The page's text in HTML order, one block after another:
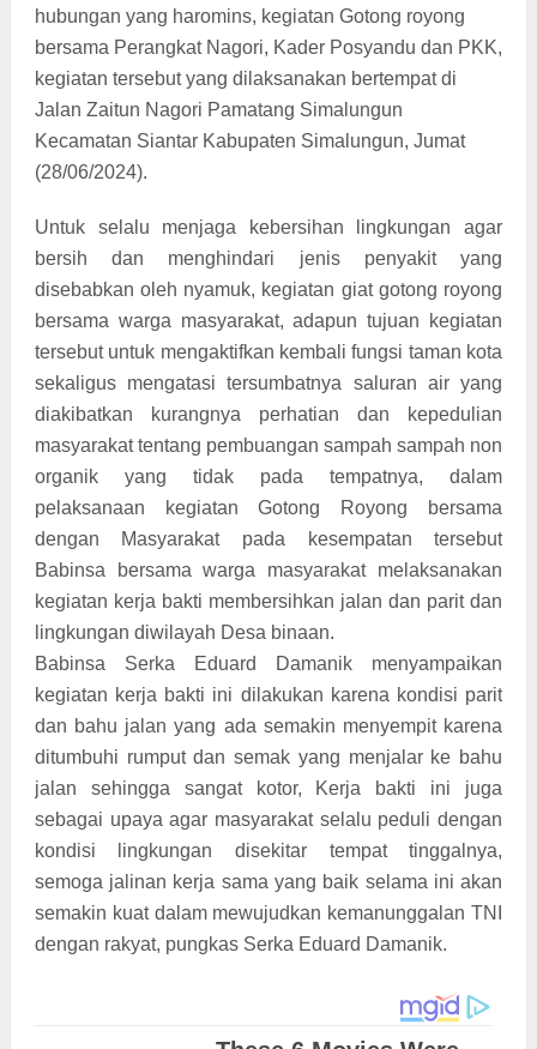
hubungan yang haromins, kegiatan Gotong royong
bersama Perangkat Nagori, Kader Posyandu dan PKK,
kegiatan tersebut yang dilaksanakan bertempat di
Jalan Zaitun Nagori Pamatang Simalungun
Kecamatan Siantar Kabupaten Simalungun, Jumat
(28/06/2024).
Untuk selalu menjaga kebersihan lingkungan agar
bersih dan menghindari jenis penyakit yang
disebabkan oleh nyamuk, kegiatan giat gotong royong
bersama warga masyarakat, adapun tujuan kegiatan
tersebut untuk mengaktifkan kembali fungsi taman kota
sekaligus mengatasi tersumbatnya saluran air yang
diakibatkan kurangnya perhatian dan kepedulian
masyarakat tentang pembuangan sampah sampah non
organik yang tidak pada tempatnya, dalam
pelaksanaan kegiatan Gotong Royong bersama
dengan Masyarakat pada kesempatan tersebut
Babinsa bersama warga masyarakat melaksanakan
kegiatan kerja bakti membersihkan jalan dan parit dan
lingkungan diwilayah Desa binaan.
Babinsa Serka Eduard Damanik menyampaikan
kegiatan kerja bakti ini dilakukan karena kondisi parit
dan bahu jalan yang ada semakin menyempit karena
ditumbuhi rumput dan semak yang menjalar ke bahu
jalan sehingga sangat kotor, Kerja bakti ini juga
sebagai upaya agar masyarakat selalu peduli dengan
kondisi lingkungan disekitar tempat tinggalnya,
semoga jalinan kerja sama yang baik selama ini akan
semakin kuat dalam mewujudkan kemanunggalan TNI
dengan rakyat, pungkas Serka Eduard Damanik.